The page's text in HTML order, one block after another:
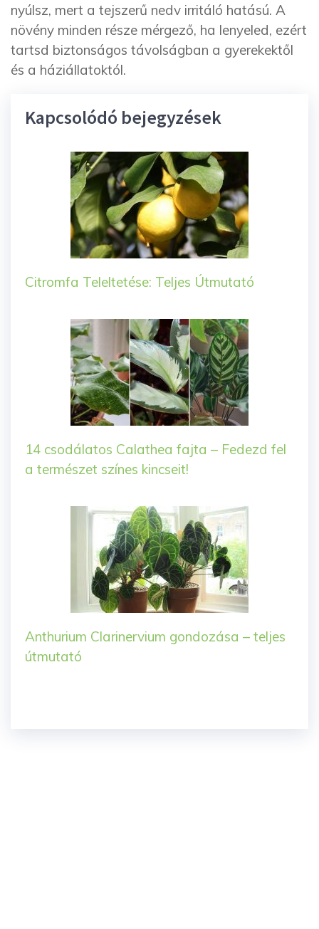
nyúlsz, mert a tejszerű nedv irritáló hatású. A
növény minden része mérgező, ha lenyeled, ezért
tartsd biztonságos távolságban a gyerekektől
és a háziállatoktól.
Kapcsolódó bejegyzések
Citromfa Teleltetése: Teljes Útmutató
14 csodálatos Calathea fajta – Fedezd fel
a természet színes kincseit!
Anthurium Clarinervium gondozása – teljes
útmutató